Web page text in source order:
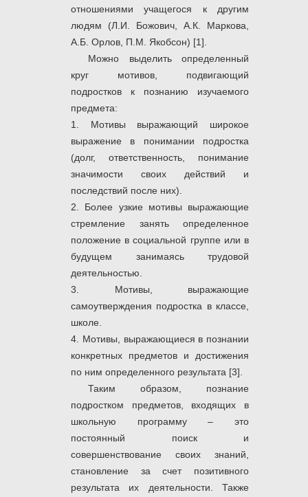
отношениями учащегося к другим
людям (Л.И. Божович, А.К. Маркова,
А.Б. Орлов, П.М. Якобсон) [1].
Можно выделить определенный
круг мотивов, подвигающий
подростков к познанию изучаемого
предмета:
1. Мотивы выражающий широкое
выражение в понимании подростка
(долг, ответственность, понимание
значимости своих действий и
последствий после них).
2. Более узкие мотивы выражающие
стремление занять определенное
положение в социальной группе или в
будущем занимаясь трудовой
деятельностью.
3. Мотивы, выражающие
самоутверждения подростка в классе,
школе.
4. Мотивы, выражающиеся в познании
конкретных предметов и достижения
по ним определенного результата [3].
Таким образом, познание
подростком предметов, входящих в
школьную программу – это
постоянный поиск и
совершенствование своих знаний,
становление за счет позитивного
результата их деятельности. Также